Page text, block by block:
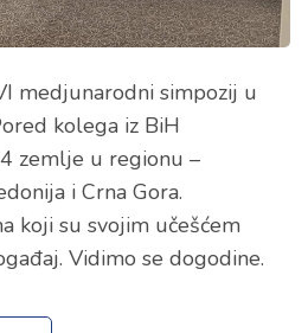
medjunarodni simpozij u
kolega iz BiH
zemlje u regionu –
i Crna Gora.
koji su svojim učešćem
Vidimo se dogodine.